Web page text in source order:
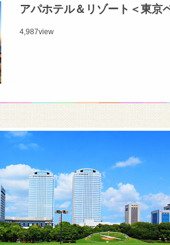
アパホテル＆リゾート＜東京
4,987view